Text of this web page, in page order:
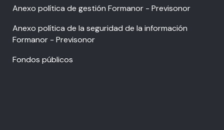
Anexo política de gestión Formanor - Previsonor
Anexo política de la seguridad de la información
Formanor - Previsonor
Fondos públicos